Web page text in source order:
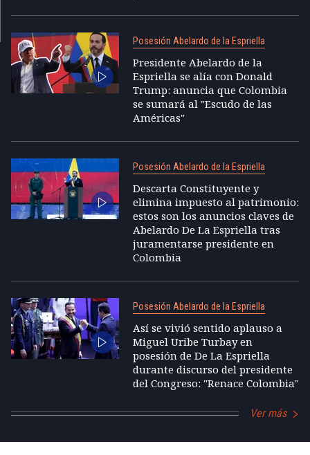
Posesión Abelardo de la Espriella
Presidente Abelardo de la
Espriella se alía con Donald
Trump: anuncia que Colombia
se sumará al "Escudo de las
Américas"
Posesión Abelardo de la Espriella
Descarta Constituyente y
elimina impuesto al patrimonio:
estos son los anuncios claves de
Abelardo De La Espriella tras
juramentarse presidente en
Colombia
Posesión Abelardo de la Espriella
Así se vivió sentido aplauso a
Miguel Uribe Turbay en
posesión de De La Espriella
durante discurso del presidente
del Congreso: "Renace Colombia"
Ver más